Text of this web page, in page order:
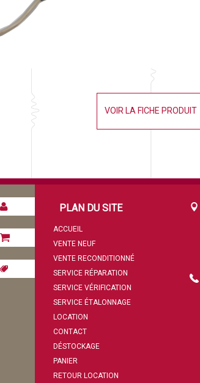
VOIR LA FICHE PRODUIT
PLAN DU SITE
ACCUEIL
VENTE NEUF
VENTE RECONDITIONNÉ
SERVICE RÉPARATION
SERVICE VÉRIFICATION
SERVICE ÉTALONNAGE
LOCATION
CONTACT
DÉSTOCKAGE
PANIER
RETOUR LOCATION